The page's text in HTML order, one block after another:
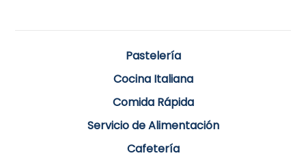
Pastelería
Cocina Italiana
Comida Rápida
Servicio de Alimentación
Cafetería